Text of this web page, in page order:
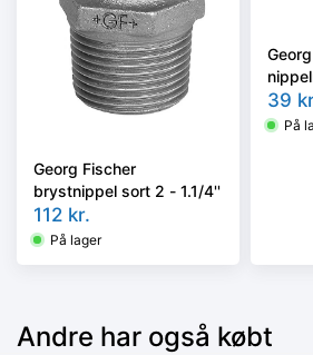
Georg Fischer
brystnippel sort 2 - 1.1/4''
112 kr.
På lager
39
På
Andre har også købt